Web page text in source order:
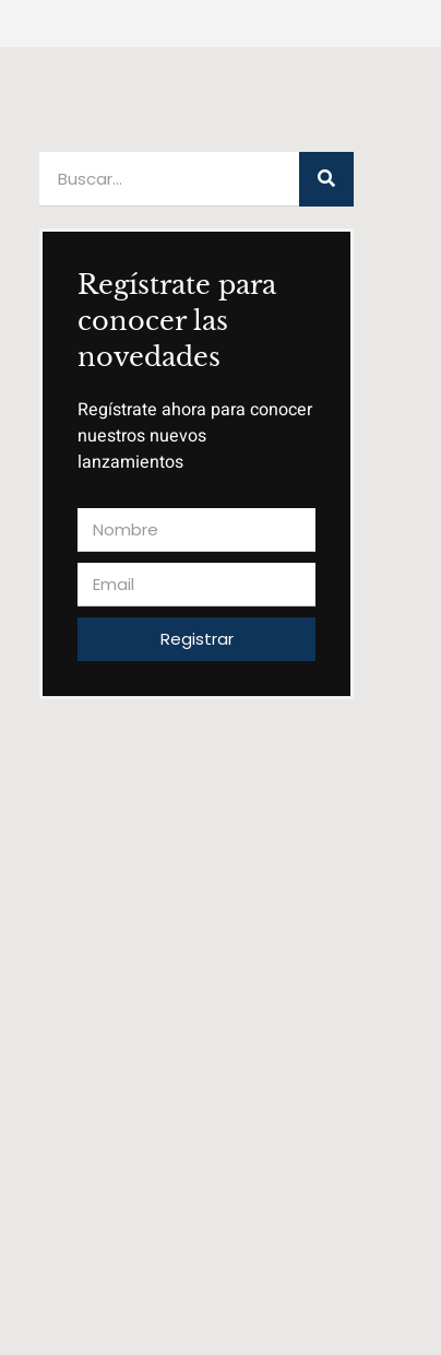
Regístrate para
conocer las
novedades
Regístrate ahora para conocer
nuestros nuevos
lanzamientos
Registrar